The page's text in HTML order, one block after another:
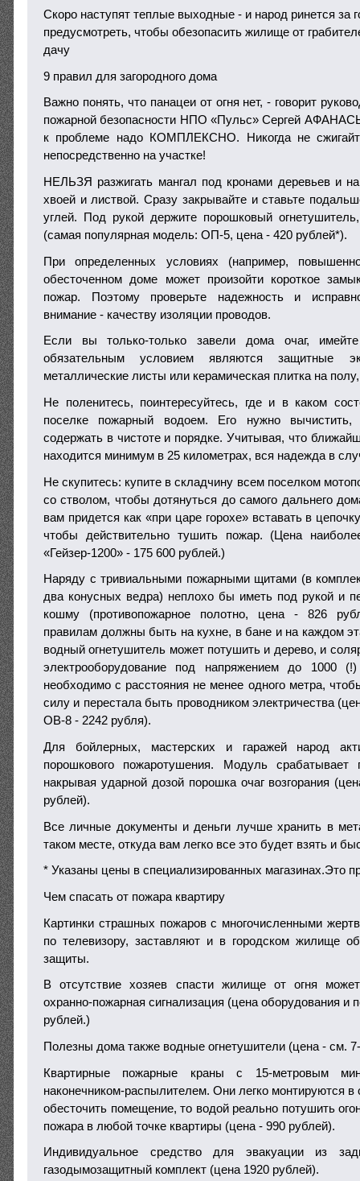
Скоро наступят теплые выходные - и народ ринется за
предусмотреть, чтобы обезопасить жилище от
дачу
9 правил для загородного дома
Важно понять, что панацеи от огня нет, - говорит
пожарной безопасности НПО «Пульс» Сергей
к проблеме надо КОМПЛЕКСНО. Никогда не
непосредственно на участке!
НЕЛЬЗЯ разжигать мангал под кронами деревьев и
хвоей и листвой. Сразу закрывайте и ставьте
углей. Под рукой держите порошковый
(самая популярная модель: ОП-5, цена - 420 рублей*).
При определенных условиях (например,
обесточенном доме может произойти короткое
пожар. Поэтому проверьте надежность и
внимание - качеству изоляции проводов.
Если вы только-только завели дома очаг,
обязательным условием являются защитные
металлические листы или керамическая плитка на
Не поленитесь, поинтересуйтесь, где и в каком
поселке пожарный водоем. Его нужно
содержать в чистоте и порядке. Учитывая, что
находится минимум в 25 километрах, вся надежда в
Не скупитесь: купите в складчину всем поселком
со стволом, чтобы дотянуться до самого дальнего
вам придется как «при царе горохе» вставать в
чтобы действительно тушить пожар. (Цена
«Гейзер-1200» - 175 600 рублей.)
Наряду с тривиальными пожарными щитами (в
два конусных ведра) неплохо бы иметь под рукой и
кошму (противопожарное полотно, цена - 826
правилам должны быть на кухне, в бане и на каждом
водный огнетушитель может потушить и дерево, и
электрооборудование под напряжением до 1000
необходимо с расстояния не менее одного метра,
силу и перестала быть проводником электричества
ОВ-8 - 2242 рубля).
Для бойлерных, мастерских и гаражей народ
порошкового пожаротушения. Модуль срабатывает
накрывая ударной дозой порошка очаг возгорания
рублей).
Все личные документы и деньги лучше хранить в
таком месте, откуда вам легко все это будет взять и
* Указаны цены в специализированных магазинах.Это
Чем спасать от пожара квартиру
Картинки страшных пожаров с многочисленными
по телевизору, заставляют и в городском жилище
защиты.
В отсутствие хозяев спасти жилище от огня
охранно-пожарная сигнализация (цена оборудования и
рублей.)
Полезны дома также водные огнетушители (цена - см.
Квартирные пожарные краны с 15-метровым
наконечником-распылителем. Они легко монтируются в
обесточить помещение, то водой реально потушить
пожара в любой точке квартиры (цена - 990 рублей).
Индивидуальное средство для эвакуации из
газодымозащитный комплект (цена 1920 рублей).